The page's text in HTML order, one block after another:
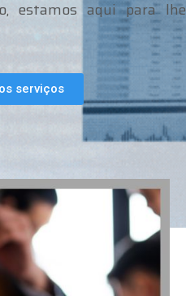
estamos aqui para lhe
serviços